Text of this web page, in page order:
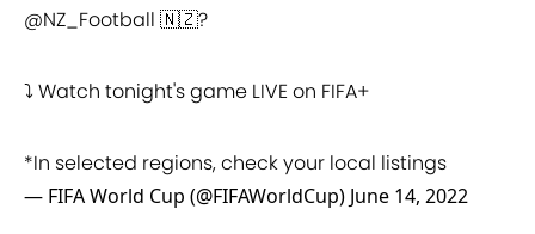
@NZ_Football 🇳🇿?
⤵️ Watch tonight's game LIVE on FIFA+
*In selected regions, check your local listings
— FIFA World Cup (@FIFAWorldCup) June 14, 2022